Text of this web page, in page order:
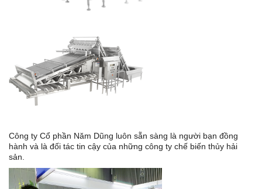
Công ty Cổ phần Năm Dũng luôn sẵn sàng là người bạn đồng
hành và là đối tác tin cậy của những công ty chế biến thủy hải
sản.